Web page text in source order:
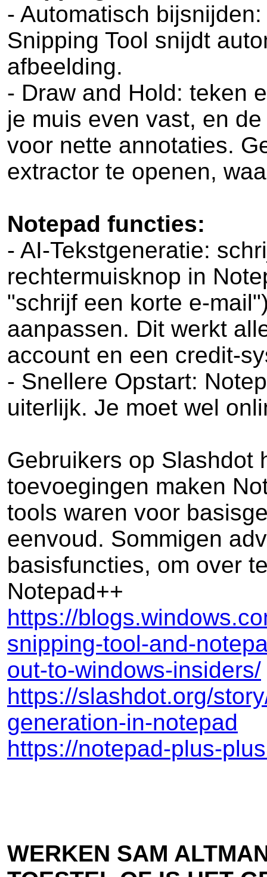
- Automatisch
Snipping Tool snijdt
afbeelding.
- Draw and Hold: teken
je muis even vast, en
voor nette annotaties.
extractor te openen,
Notepad functies:
- AI-Tekstgeneratie:
rechtermuisknop in
"schrijf een korte e-
aanpassen. Dit werkt
account en een credit-
- Snellere Opstart:
uiterlijk. Je moet wel
Gebruikers op Slashdot
toevoegingen maken
tools waren voor
eenvoud. Sommigen
basisfuncties, om over
Notepad++
https://
snipping-tool-and-
out-to-windows-insiders/
https://slashdot.org/
generation-in-notepad
https://notepad-plus-
WERKEN SAM